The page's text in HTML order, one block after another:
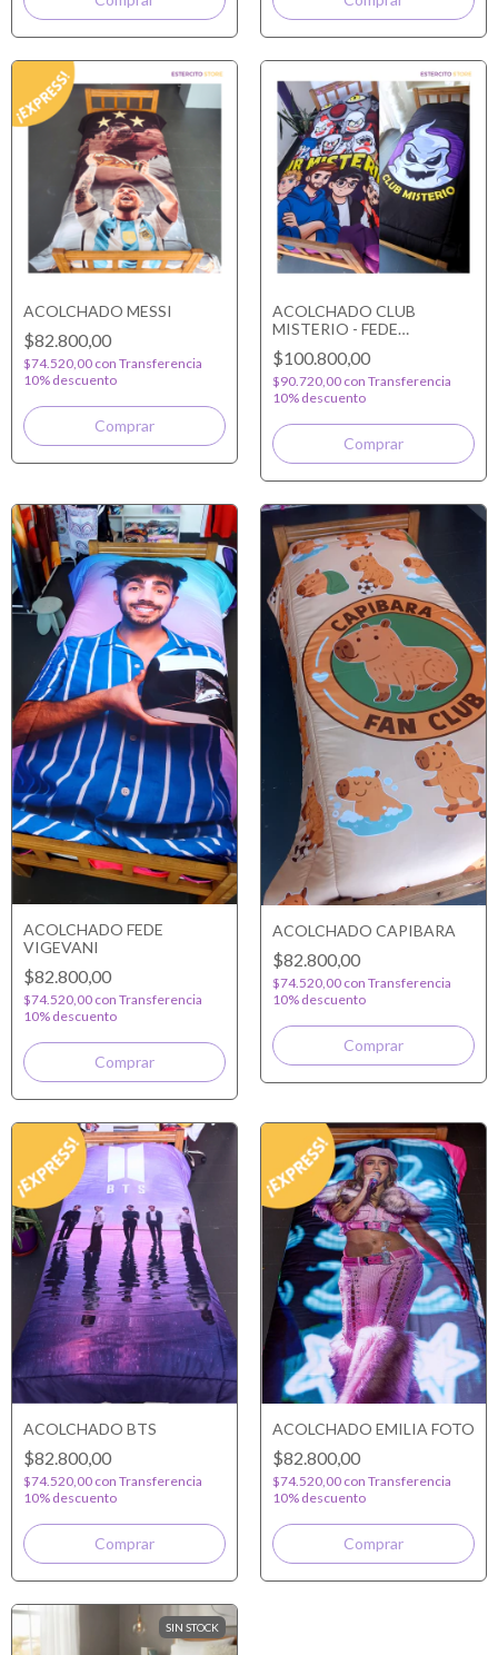
ACOLCHADO MESSI
$82.800,00
$74.520,00 con Transferencia
10% descuento
ACOLCHADO CLUB
MISTERIO - FEDE
VIGEVANI REVERSIBLE
$100.800,00
$90.720,00 con Transferencia
10% descuento
ACOLCHADO FEDE
VIGEVANI
$82.800,00
$74.520,00 con Transferencia
10% descuento
ACOLCHADO CAPIBARA
$82.800,00
$74.520,00 con Transferencia
10% descuento
ACOLCHADO BTS
$82.800,00
$74.520,00 con Transferencia
10% descuento
ACOLCHADO EMILIA FOTO
$82.800,00
$74.520,00 con Transferencia
10% descuento
SIN STOCK